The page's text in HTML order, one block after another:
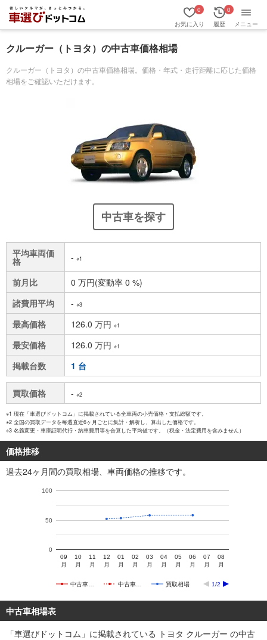
お気に入り
0
履歴
0
メニュー
クルーガー（トヨタ）の中古車価格相場
クルーガー（トヨタ）の中古車価格相場。価格・年式・走行距離に応じた価格
相場をご確認いただけます。
中古車を探す
平均車両価
格 - ※1
前月比
0 万円(変動率 0 %)
諸費用平均
- ※3
最高価格 126.0 万円 ※1
最安価格 126.0 万円 ※1
掲載台数 1 台
買取価格 - ※2
※1 現在「車選びドットコム」に掲載されている全車両の小売価格・支払総額です。
※2 全国の買取データを毎週直近6ヶ月ごとに集計・解析し、算出した価格です。
※3 名義変更・車庫証明代行・納車費用等を合算した平均値です。（税金・法定費用を含みません）
価格推移
過去24ヶ月間の買取相場、車両価格の推移です。
中古車… 中古車… 買取相場 1/2
09
月
10
月
11
月
12
月
01
月
02
月
03
月
04
月
05
月
06
月
07
月
08
月
0
50
100
中古車相場表
「車選びドットコム」に掲載されている トヨタ クルーガー の中古